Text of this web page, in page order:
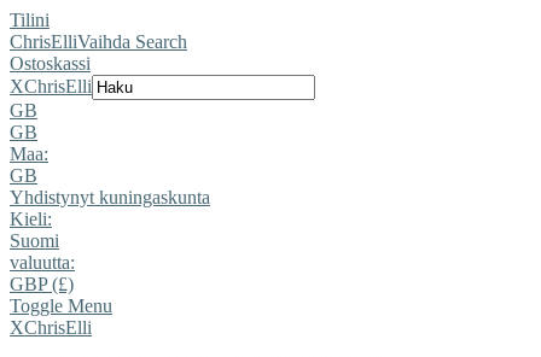
Tilini
ChrisElliVaihda Search
Ostoskassi
XChrisElli
GB
GB
Maa:
GB
Yhdistynyt kuningaskunta
Kieli:
Suomi
valuutta:
GBP (£)
Toggle Menu
XChrisElli